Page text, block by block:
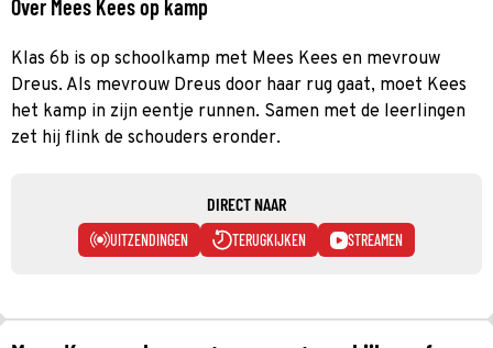
Over Mees Kees op kamp
Klas 6b is op schoolkamp met Mees Kees en mevrouw
Dreus. Als mevrouw Dreus door haar rug gaat, moet Kees
het kamp in zijn eentje runnen. Samen met de leerlingen
zet hij flink de schouders eronder.
DIRECT NAAR
UITZENDINGEN TERUGKIJKEN STREAMEN